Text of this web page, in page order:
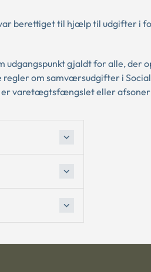
berettiget til hjælp til udgifter i
gjaldt for alle, der
regler om samværsudgifter i
varetægtsfængslet eller